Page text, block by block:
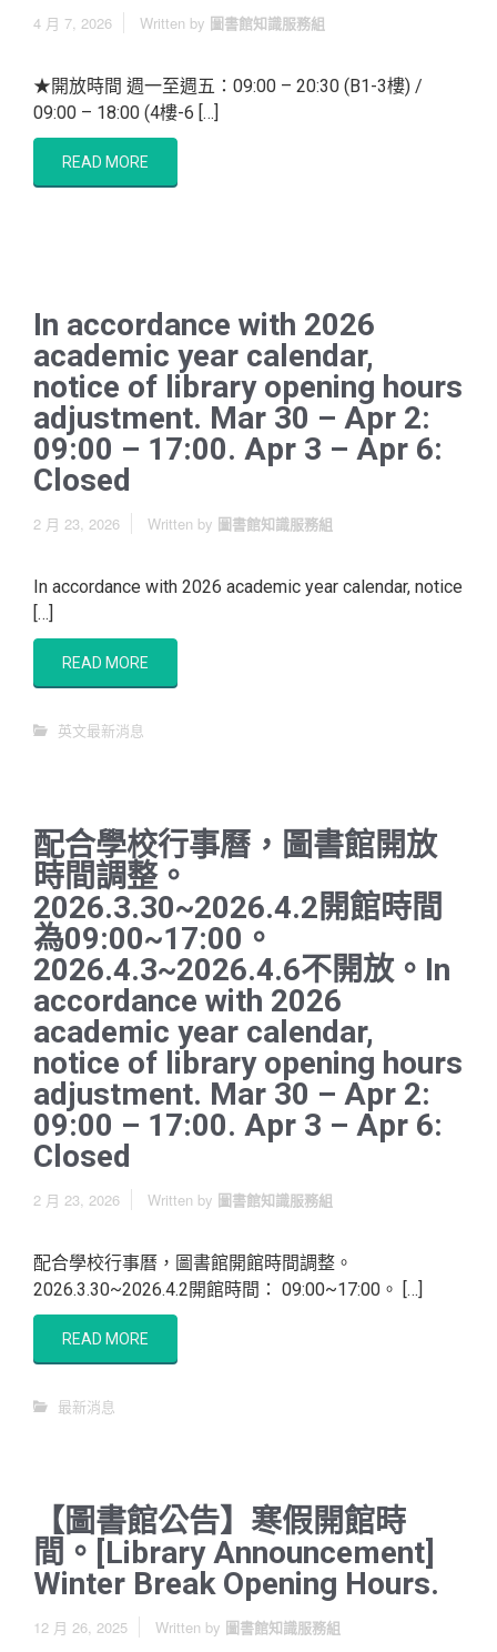
4 月 7, 2026 Written by 圖書館知識服務組
★開放時間 週一至週五：09:00 – 20:30 (B1-3樓) /
09:00 – 18:00 (4樓-6 […]
READ MORE
In accordance with 2026
academic year calendar,
notice of library opening hours
adjustment. Mar 30 – Apr 2:
09:00 – 17:00. Apr 3 – Apr 6:
Closed
2 月 23, 2026 Written by 圖書館知識服務組
In accordance with 2026 academic year calendar, notice
[…]
READ MORE
英文最新消息
配合學校行事曆，圖書館開放
時間調整。
2026.3.30~2026.4.2開館時間
為09:00~17:00。
2026.4.3~2026.4.6不開放。In
accordance with 2026
academic year calendar,
notice of library opening hours
adjustment. Mar 30 – Apr 2:
09:00 – 17:00. Apr 3 – Apr 6:
Closed
2 月 23, 2026 Written by 圖書館知識服務組
配合學校行事曆，圖書館開館時間調整。
2026.3.30~2026.4.2開館時間： 09:00~17:00。 […]
READ MORE
最新消息
【圖書館公告】寒假開館時
間。[Library Announcement]
Winter Break Opening Hours.
12 月 26, 2025 Written by 圖書館知識服務組